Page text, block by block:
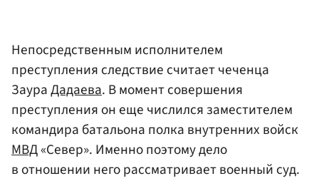
Непосредственным исполнителем
преступления следствие считает чеченца
ЗаураДадаева. В момент совершения
преступления он еще числился заместителем
командира батальона полка внутренних войск
МВД«Север». Именно поэтому дело
в отношении него рассматривает военный суд.